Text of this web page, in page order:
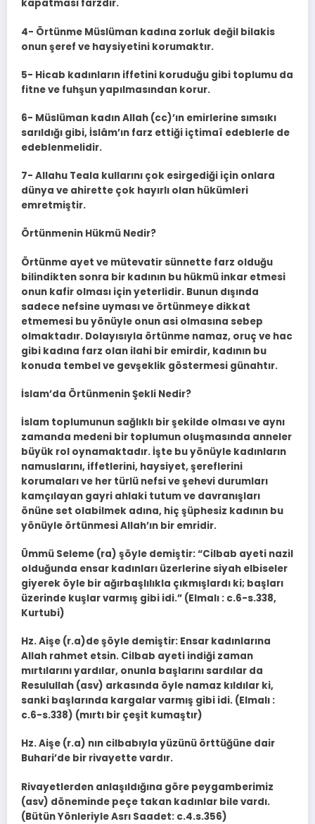
kapatması farzdır.
4- Örtünme Müslüman kadına zorluk değil bilakis
onun şeref ve haysiyetini korumaktır.
5- Hicab kadınların iffetini koruduğu gibi toplumu da
fitne ve fuhşun yapılmasından korur.
6- Müslüman kadın Allah (cc)’ın emirlerine sımsıkı
sarıldığı gibi, İslâm’ın farz ettiği içtimaî edeblerle de
edeblenmelidir.
7- Allahu Teala kullarını çok esirgediği için onlara
dünya ve ahirette çok hayırlı olan hükümleri
emretmiştir.
Örtünmenin Hükmü Nedir?
Örtünme ayet ve mütevatir sünnette farz olduğu
bilindikten sonra bir kadının bu hükmü inkar etmesi
onun kafir olması için yeterlidir. Bunun dışında
sadece nefsine uyması ve örtünmeye dikkat
etmemesi bu yönüyle onun asi olmasına sebep
olmaktadır. Dolayısıyla örtünme namaz, oruç ve hac
gibi kadına farz olan ilahi bir emirdir, kadının bu
konuda tembel ve gevşeklik göstermesi günahtır.
İslam’da Örtünmenin Şekli Nedir?
İslam toplumunun sağlıklı bir şekilde olması ve aynı
zamanda medeni bir toplumun oluşmasında anneler
büyük rol oynamaktadır. İşte bu yönüyle kadınların
namuslarını, iffetlerini, haysiyet, şereflerini
korumaları ve her türlü nefsi ve şehevi durumları
kamçılayan gayri ahlaki tutum ve davranışları
önüne set olabilmek adına, hiç şüphesiz kadının bu
yönüyle örtünmesi Allah’ın bir emridir.
Ümmü Seleme (ra) şöyle demiştir: “Cilbab ayeti nazil
olduğunda ensar kadınları üzerlerine siyah elbiseler
giyerek öyle bir ağırbaşlılıkla çıkmışlardı ki; başları
üzerinde kuşlar varmış gibi idi.” (Elmalı : c.6-s.338,
Kurtubi)
Hz. Aişe (r.a)de şöyle demiştir: Ensar kadınlarına
Allah rahmet etsin. Cilbab ayeti indiği zaman
mırtılarını yardılar, onunla başlarını sardılar da
Resulullah (asv) arkasında öyle namaz kıldılar ki,
sanki başlarında kargalar varmış gibi idi. (Elmalı :
c.6-s.338) (mırtı bir çeşit kumaştır)
Hz. Aişe (r.a) nın cilbabıyla yüzünü örttüğüne dair
Buhari’de bir rivayette vardır.
Rivayetlerden anlaşıldığına göre peygamberimiz
(asv) döneminde peçe takan kadınlar bile vardı.
(Bütün Yönleriyle Asrı Saadet: c.4.s.356)